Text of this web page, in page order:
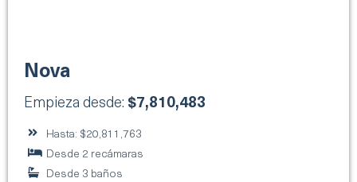
Nova
Empieza desde: $7,810,483
Hasta: $20,811,763
Desde 2 recámaras
Desde 3 baños